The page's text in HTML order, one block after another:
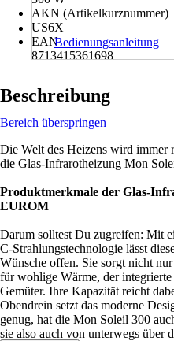
AKN (Artikelkurznummer)
US6X
EAN
8713415361698
Bedienungsanleitung
Beschreibung
Bereich überspringen
Die Welt des Heizens wird immer
die Glas-Infrarotheizung Mon
Produktmerkmale der Glas-
EUROM
Darum solltest Du zugreifen: Mit
C-Strahlungstechnologie lässt
Wünsche offen. Sie sorgt nicht
für wohlige Wärme, der
Gemüter. Ihre Kapazität reicht
Obendrein setzt das moderne
genug, hat die Mon Soleil 300
sie also auch von unterwegs über